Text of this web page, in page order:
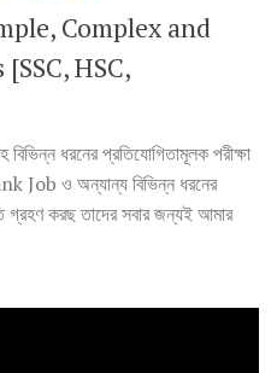
Complex and
HSC,
ধরনের প্রতিযোগিতামূলক পরীক্ষা
ও অন্যান্য বিভিন্ন ধরনের
গ্রহণ করছ তাদের সবার জন্যই আমার